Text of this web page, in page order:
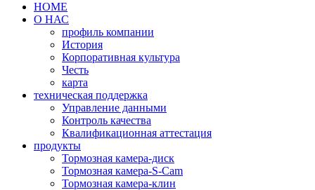
HOME
О НАС
профиль компании
История
Корпоративная культура
Честь
карта
техническая поддержка
Управление данными
Контроль качества
Квалификационная аттестация
продукты
Тормозная камера-диск
Тормозная камера-S-Cam
Тормозная камера-клин